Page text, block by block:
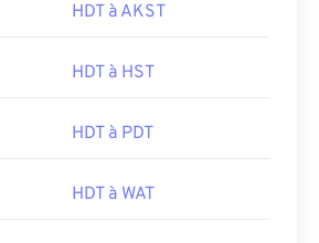
HDT à AKST
HDT à HST
HDT à PDT
HDT à WAT